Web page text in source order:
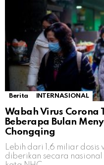
Berita INTERNASIONAL
Wabah Virus Corona
Beberapa Bulan
Chongqing
Lebih dari 1,6 miliar dosis
diberikan secara